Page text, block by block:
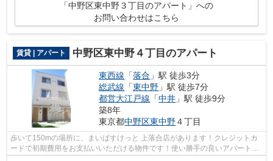
「中野区東中野３丁目のアパート」への
お問い合わせはこちら
賃貸 | アパート 中野区東中野４丁目のアパート
東西線 「落合 」駅 徒歩3分
総武線 「東中野 」駅 徒歩7分
都営大江戸線 「中井 」駅 徒歩9分
築8年
東京都中野区東中野４丁目
歩いて150mの場所に、まいばすけっと 上落合店があります！クレジットカ
ードで初期費用をお支払いいただける物件です！使い勝手の良いアパートで